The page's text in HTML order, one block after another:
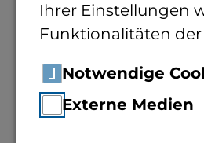
Ihrer Einstellungen
Funktionalitäten der
Notwendige
Externe Medien